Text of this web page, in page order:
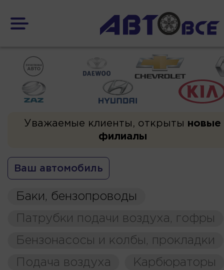
Уважаемые клиенты, открыты новые
филиалы
Ваш автомобиль
Баки, бензопроводы
Патрубки подачи воздуха, гофры
Бензонасосы и колбы, прокладки
Подача воздуха
Карбюраторы